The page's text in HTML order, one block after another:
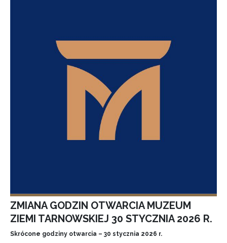
ZMIANA GODZIN OTWARCIA MUZEUM
ZIEMI TARNOWSKIEJ 30 STYCZNIA 2026 R.
Skrócone godziny otwarcia – 30 stycznia 2026 r.